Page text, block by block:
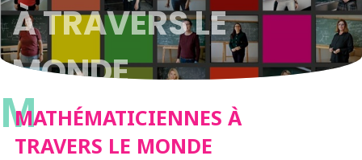
À TRAVERS LE
MONDE
M
MATHÉMATICIENNES À
TRAVERS LE MONDE